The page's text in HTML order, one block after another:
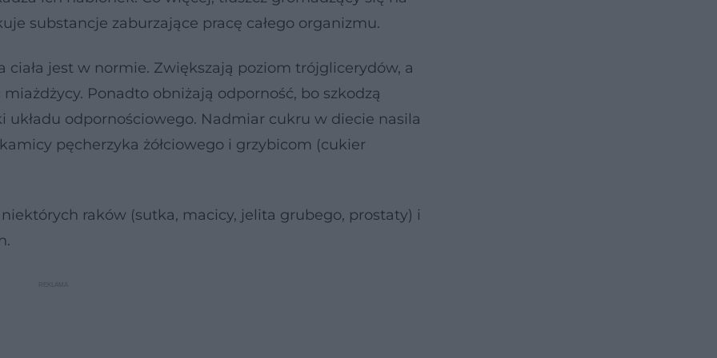
substancje zaburzające pracę całego organizmu.
jest w normie. Zwiększają poziom trójglicerydów, a
Ponadto obniżają odporność, bo szkodzą
odpornościowego. Nadmiar cukru w diecie nasila
pęcherzyka żółciowego i grzybicom (cukier
raków (sutka, macicy, jelita grubego, prostaty) i